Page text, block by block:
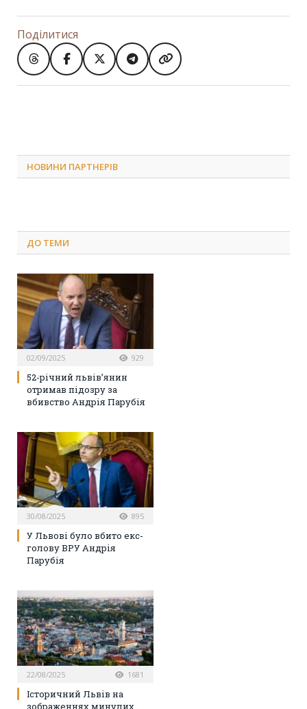
Поділитися
НОВИНИ ПАРТНЕРІВ
ДО ТЕМИ
02/09/2025 929
52-річний львів’янин
отримав підозру за
вбивство Андрія Парубія
30/08/2025 895
У Львові було вбито екс-
голову ВРУ Андрія
Парубія
22/08/2025 1681
Історичний Львів на
зображеннях минулих